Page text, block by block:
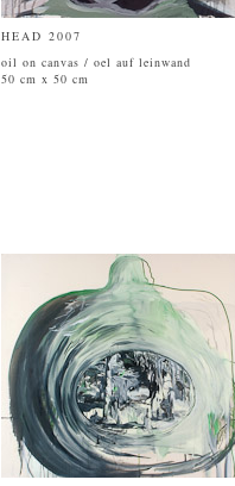
HEAD 2007
oil on canvas / oel auf leinwand
50 cm x 50 cm